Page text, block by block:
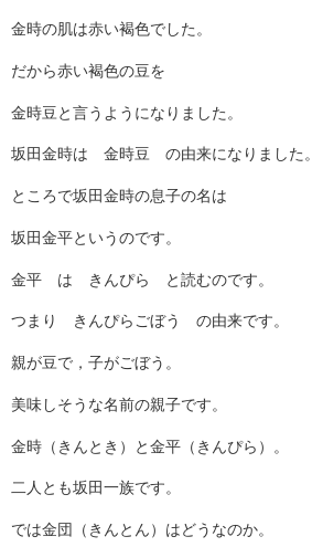
金時の肌は赤い褐色でした。
だから赤い褐色の豆を
金時豆と言うようになりました。
坂田金時は 金時豆 の由来になりました。
ところで坂田金時の息子の名は
坂田金平というのです。
金平 は きんぴら と読むのです。
つまり きんぴらごぼう の由来です。
親が豆で，子がごぼう。
美味しそうな名前の親子です。
金時（きんとき）と金平（きんぴら）。
二人とも坂田一族です。
では金団（きんとん）はどうなのか。